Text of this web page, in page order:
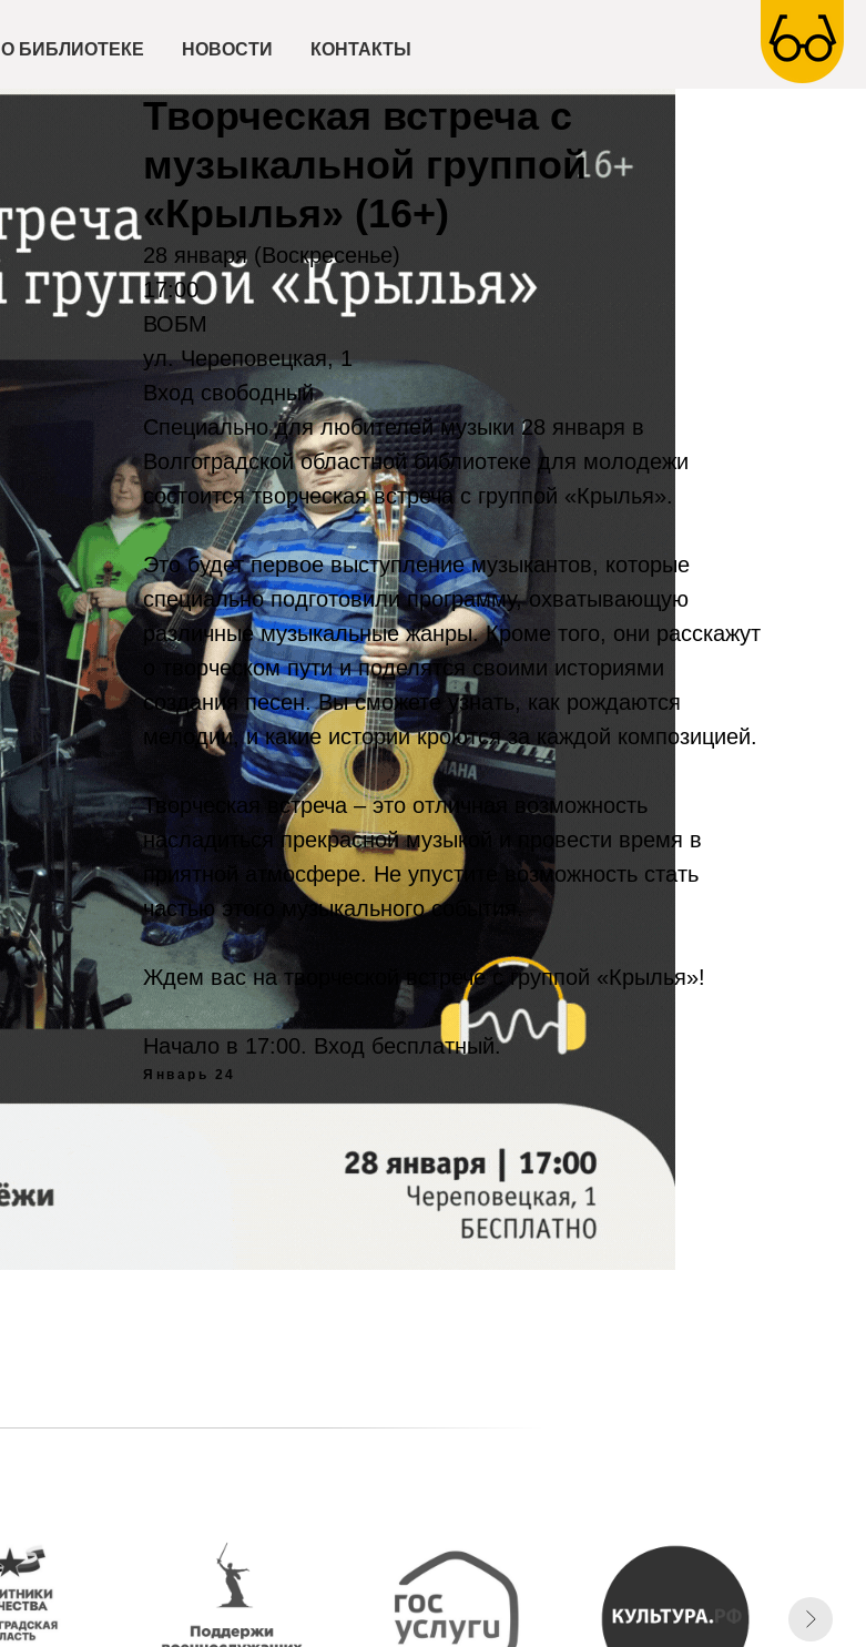
О БИБЛИОТЕКЕ НОВОСТИ КОНТАКТЫ
Творческая встреча с
музыкальной группой
«Крылья» (16+)
28 января (Воскресенье)
17:00
ВОБМ
ул. Череповецкая, 1
Вход свободный
Специально для любителей музыки 28 января в
Волгоградской областной библиотеке для молодежи
состоится творческая встреча с группой «Крылья».
Это будет первое выступление музыкантов, которые
специально подготовили программу, охватывающую
различные музыкальные жанры. Кроме того, они расскажут
о творческом пути и поделятся своими историями
создания песен. Вы сможете узнать, как рождаются
мелодии, и какие истории кроются за каждой композицией.
Творческая встреча – это отличная возможность
насладиться прекрасной музыкой и провести время в
приятной атмосфере. Не упустите возможность стать
частью этого музыкального события.
Ждем вас на творческой встрече с группой «Крылья»!
Начало в 17:00. Вход бесплатный.
Январь 24